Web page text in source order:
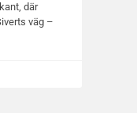
där
väg –